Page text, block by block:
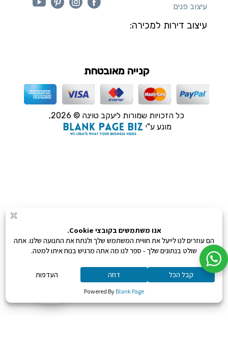
עיצוב פנים
עיצוב דירות למכירה:
קנייה מאובטחת
כל הזכויות שמורות ליעקב טוינה © 2026,
מונע ע"י